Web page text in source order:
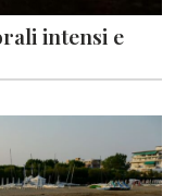
intensi e